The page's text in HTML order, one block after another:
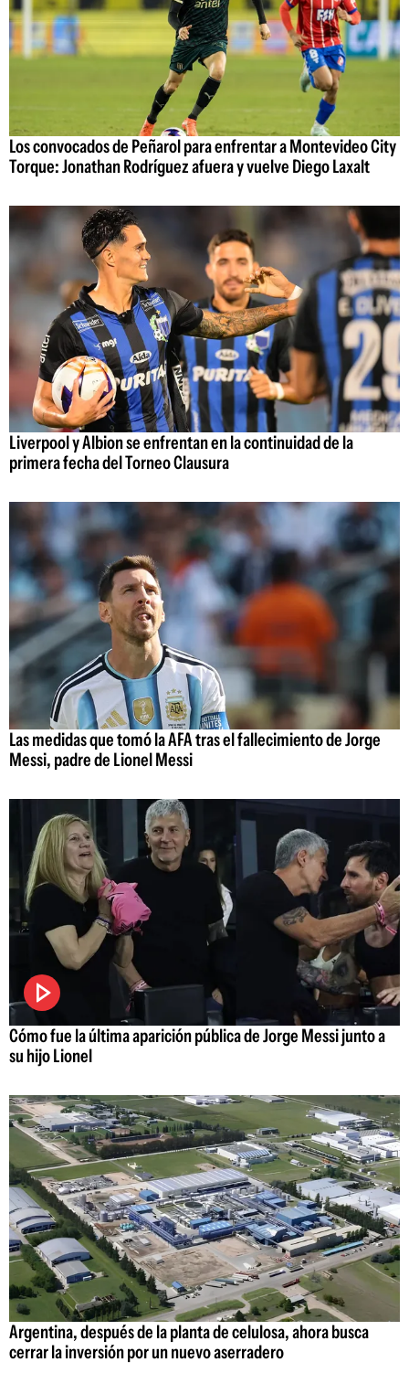
Los convocados de Peñarol para enfrentar a Montevideo City
Torque: Jonathan Rodríguez afuera y vuelve Diego Laxalt
Liverpool y Albion se enfrentan en la continuidad de la
primera fecha del Torneo Clausura
Las medidas que tomó la AFA tras el fallecimiento de Jorge
Messi, padre de Lionel Messi
Cómo fue la última aparición pública de Jorge Messi junto a
su hijo Lionel
Argentina, después de la planta de celulosa, ahora busca
cerrar la inversión por un nuevo aserradero